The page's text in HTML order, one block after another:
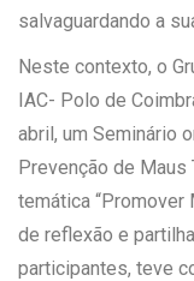
salvaguardando a
Neste contexto, o
IAC- Polo de
abril, um Seminário
Prevenção de Maus
temática “Promover
de reflexão e
participantes, teve